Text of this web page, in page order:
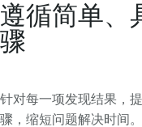
遵循简单、
骤
针对每一项发现结果，
骤，缩短问题解决时间